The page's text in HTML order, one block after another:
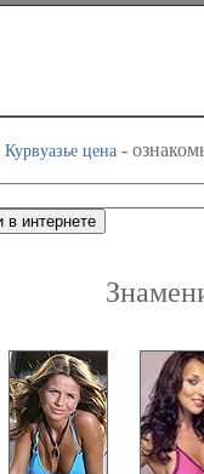
Курвуазье цена-